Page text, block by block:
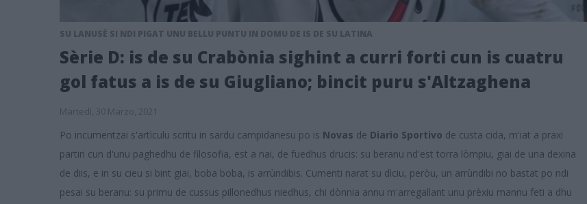
SU LANUSÈ SI NDI PIGAT UNU BELLU PUNTU IN DOMU DE IS DE SU LATINA
Sèrie D: is de su Crabònia sighint a curri forti cun is cuatru
gol fatus a is de su Giugliano; bincit puru s'Altzaghena
Martedì, 30 Marzo, 2021
Po incumentzai s'artìculu scritu in sardu campidanesu po is Novas de Diario Sportivo de custa cida, m'iat a praxi
partiri cun d'unu paghedhu de filosofia, est a nai, de fuedhus drucis: su beranu nd'est torra lòmpiu, giai de una dexina
de diis, e in su cieu si bint giai, boba boba, is arrùndibis. Cumenti narat su dìciu, peròu, un arrùndibi no bastat po ndi
pesai su beranu: su primu de cussus pillonedhus niedhus, chi dònnia annu m'arregallant unu prèxiu mannu feti a dhu